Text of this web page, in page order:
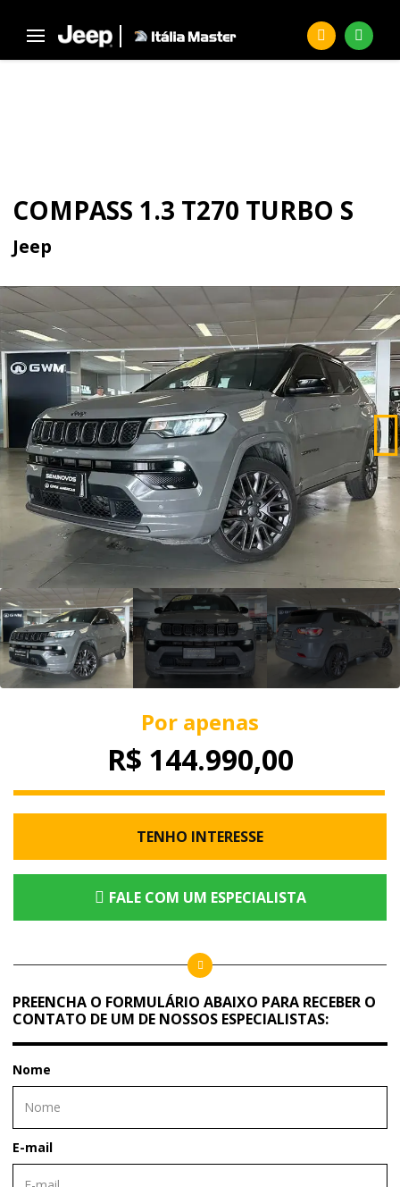
COMPASS 1.3 T270 TURBO S
Jeep
Por apenas
R$ 144.990,00
TENHO INTERESSE
FALE COM UM ESPECIALISTA
PREENCHA O FORMULÁRIO ABAIXO PARA RECEBER O
CONTATO DE UM DE NOSSOS ESPECIALISTAS:
Nome
E-mail